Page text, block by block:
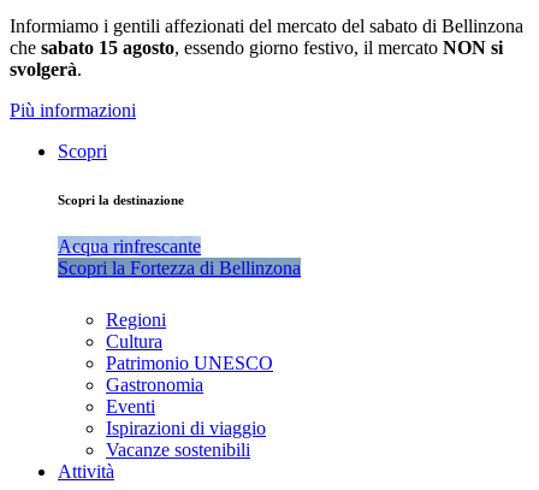
Informiamo i gentili affezionati del mercato del sabato di Bellinzona
che sabato 15 agosto, essendo giorno festivo, il mercato NON si
svolgerà.
Più informazioni
Scopri
Scopri la destinazione
Acqua rinfrescante
Scopri la Fortezza di Bellinzona
Regioni
Cultura
Patrimonio UNESCO
Gastronomia
Eventi
Ispirazioni di viaggio
Vacanze sostenibili
Attività